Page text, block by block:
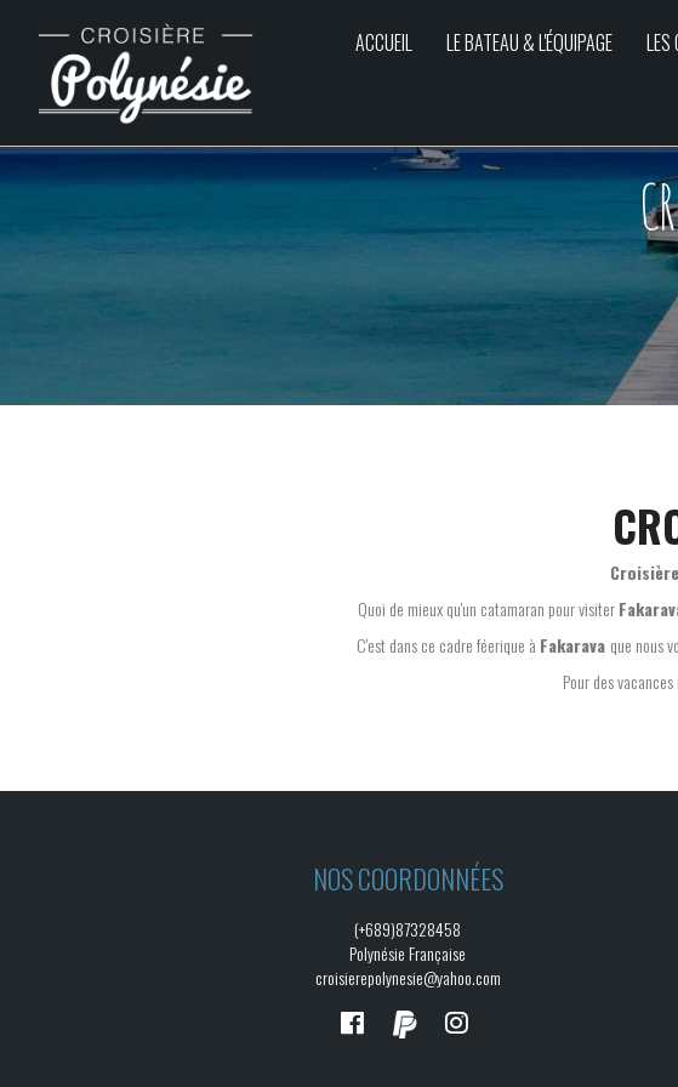
ACCUEIL LE BATEAU & L'ÉQUIPAGE LES
Quoi de mieux qu'un catamaran pour visiter
C'est dans ce cadre féerique à Fakarava que nous
Pour des
NOS COORDONNÉES
(+689)87328458
Polynésie Française
croisierepolynesie@yahoo.com